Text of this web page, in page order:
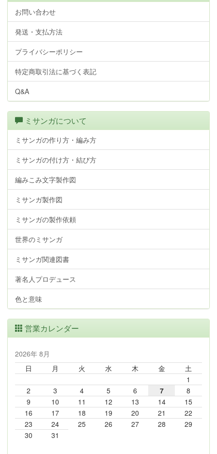
お問い合わせ
発送・支払方法
プライバシーポリシー
特定商取引法に基づく表記
Q&A
ミサンガについて
ミサンガの作り方・編み方
ミサンガの付け方・結び方
編みこみ文字製作図
ミサンガ製作図
ミサンガの製作依頼
世界のミサンガ
ミサンガ関連図書
著名人プロデュース
色と意味
営業カレンダー
2026年 8月
日
月 火 水 木 金
土
1
2
3 4 5 6 7
8
9
10 11 12 13 14
15
16
17 18 19 20 21
22
23
24 25 26 27 28
29
30
31